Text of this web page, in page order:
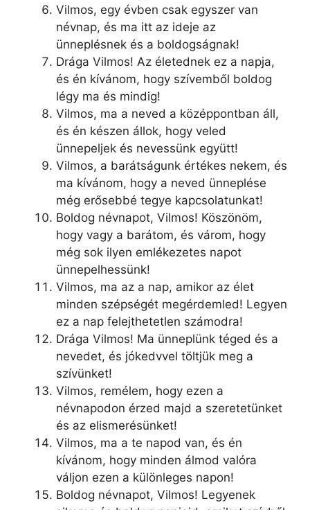
Vilmos, egy évben csak egyszer van
névnap, és ma itt az ideje az
ünneplésnek és a boldogságnak!
Drága Vilmos! Az életednek ez a napja,
és én kívánom, hogy szívemből boldog
légy ma és mindig!
Vilmos, ma a neved a középpontban áll,
és én készen állok, hogy veled
ünnepeljek és nevessünk együtt!
Vilmos, a barátságunk értékes nekem, és
ma kívánom, hogy a neved ünneplése
még erősebbé tegye kapcsolatunkat!
Boldog névnapot, Vilmos! Köszönöm,
hogy vagy a barátom, és várom, hogy
még sok ilyen emlékezetes napot
ünnepelhessünk!
Vilmos, ma az a nap, amikor az élet
minden szépségét megérdemled! Legyen
ez a nap felejthetetlen számodra!
Drága Vilmos! Ma ünneplünk téged és a
nevedet, és jókedvvel töltjük meg a
szívünket!
Vilmos, remélem, hogy ezen a
névnapodon érzed majd a szeretetünket
és az elismerésünket!
Vilmos, ma a te napod van, és én
kívánom, hogy minden álmod valóra
váljon ezen a különleges napon!
Boldog névnapot, Vilmos! Legyenek